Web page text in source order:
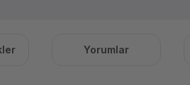
Yorumlar